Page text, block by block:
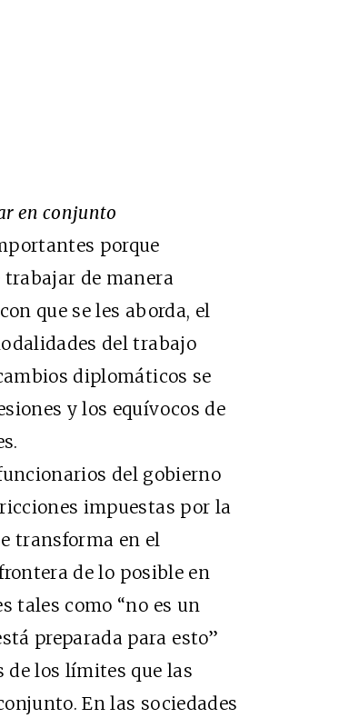
en conjunto
porque
de manera
que se les aborda, el
del trabajo
diplomáticos se
y los equívocos de
del gobierno
impuestas por la
transforma en el
de lo posible en
tales como “no es un
preparada para esto”
de los límites que las
En las sociedades